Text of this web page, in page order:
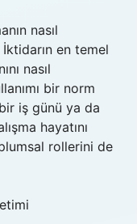
nasıl
en temel
nasıl
bir norm
iş günü ya da
hayatını
rollerini de